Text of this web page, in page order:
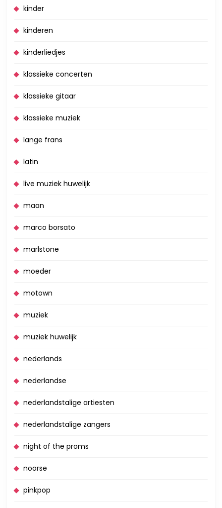
kinder
kinderen
kinderliedjes
klassieke concerten
klassieke gitaar
klassieke muziek
lange frans
latin
live muziek huwelijk
maan
marco borsato
marlstone
moeder
motown
muziek
muziek huwelijk
nederlands
nederlandse
nederlandstalige artiesten
nederlandstalige zangers
night of the proms
noorse
pinkpop